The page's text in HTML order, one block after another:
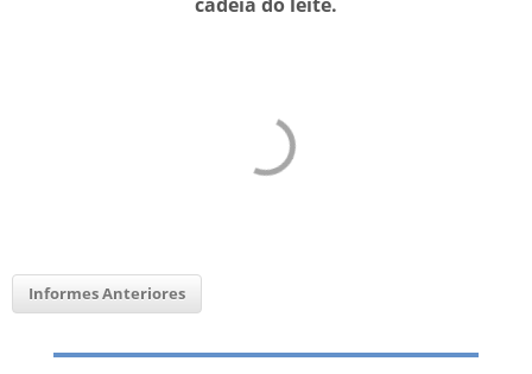
cadeia do leite.
Informes Anteriores